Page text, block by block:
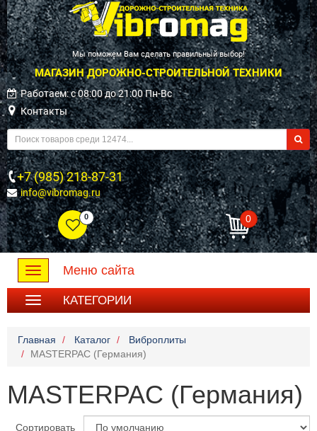
Мы поможем Вам сделать правильный выбор!
МАГАЗИН ДОРОЖНО-СТРОИТЕЛЬНОЙ ТЕХНИКИ
Работаем: c 08:00 до 21:00 Пн-Вс
Контакты
+7 (985) 218-87-31
info@vibromag.ru
0 0
Toggle
navigation
Меню сайта
КАТЕГОРИИ
Главная Каталог
Виброплиты
MASTERPAC (Германия)
MASTERPAC (Германия)
Сортировать